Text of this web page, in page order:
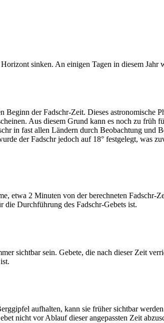
sinken. An einigen Tagen in diesem Jahr
der Fadschr-Zeit. Dieses astronomische
Aus diesem Grund kann es noch zu früh
in fast allen Ländern durch Beobachtung und
der Fadschr jedoch auf 18° festgelegt, was
etwa 2 Minuten von der berechneten Fadschr-
die Durchführung des Fadschr-Gebets ist.
sichtbar sein. Gebete, die nach dieser Zeit
aufhalten, kann sie früher sichtbar
nicht vor Ablauf dieser angepassten Zeit